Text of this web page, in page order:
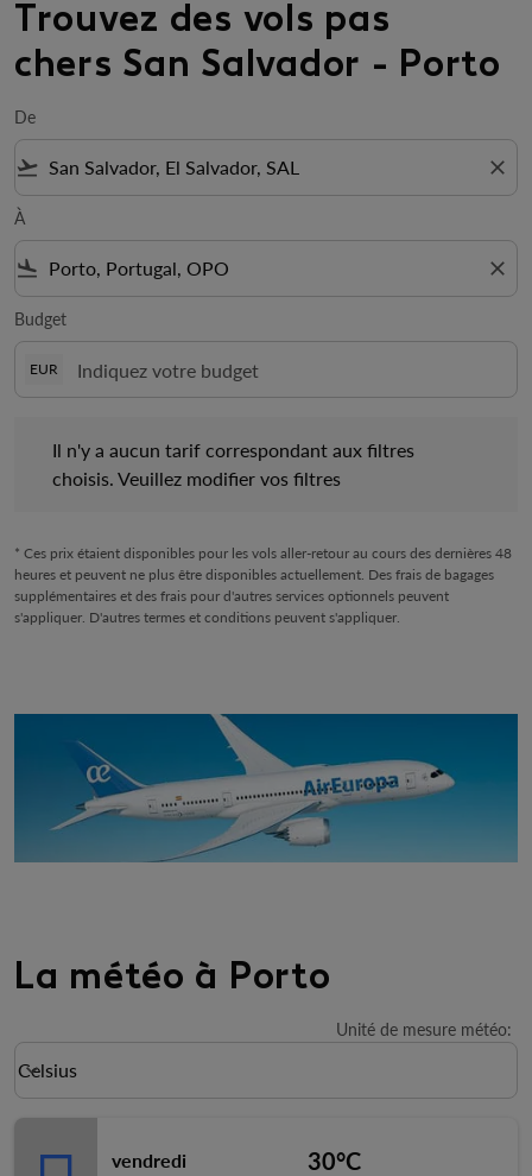
Trouvez des vols pas
chers San Salvador - Porto
De
flight_takeoff close
À
flight_land close
Budget
EUR
Il n'y a aucun tarif correspondant aux filtres
choisis. Veuillez modifier vos filtres
* Ces prix étaient disponibles pour les vols aller-retour au cours des dernières 48
heures et peuvent ne plus être disponibles actuellement. Des frais de bagages
supplémentaires et des frais pour d'autres services optionnels peuvent
s'appliquer. D'autres termes et conditions peuvent s'appliquer.
La météo à Porto
Unité de mesure météo:
Weather unit option Celsius Selected
Celsius
keyboard_arrow_down
vendredi
30°C